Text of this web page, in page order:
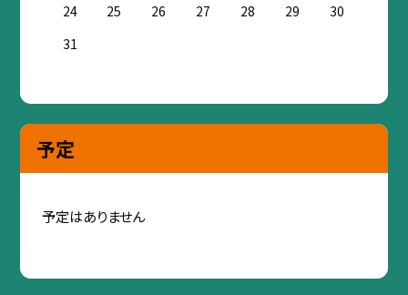
24
25 26 27 28 29
30
31
予定
予定はありません